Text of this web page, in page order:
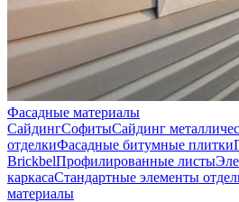
Фасадные материалы
СайдингСофитыСайдинг
отделкиФасадные битумные плитки
BrickbelПрофилированные листы
каркасаСтандартные элементы
материалы